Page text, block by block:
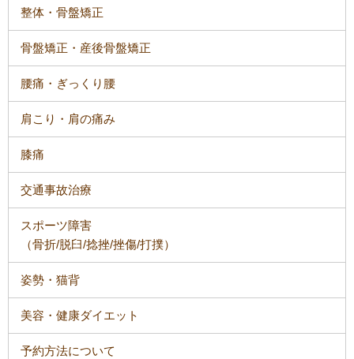
整体・骨盤矯正
骨盤矯正・産後骨盤矯正
腰痛・ぎっくり腰
肩こり・肩の痛み
膝痛
交通事故治療
スポーツ障害
（骨折/脱臼/捻挫/挫傷/打撲）
姿勢・猫背
美容・健康ダイエット
予約方法について